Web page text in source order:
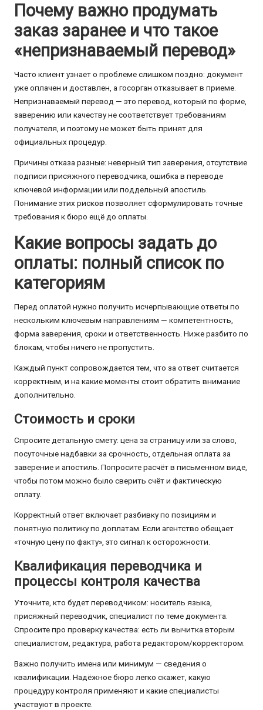
Почему важно продумать
заказ заранее и что такое
«непризнаваемый перевод»
Часто клиент узнает о проблеме слишком поздно: документ
уже оплачен и доставлен, а госорган отказывает в приеме.
Непризнаваемый перевод — это перевод, который по форме,
заверению или качеству не соответствует требованиям
получателя, и поэтому не может быть принят для
официальных процедур.
Причины отказа разные: неверный тип заверения, отсутствие
подписи присяжного переводчика, ошибка в переводе
ключевой информации или поддельный апостиль.
Понимание этих рисков позволяет сформулировать точные
требования к бюро ещё до оплаты.
Какие вопросы задать до
оплаты: полный список по
категориям
Перед оплатой нужно получить исчерпывающие ответы по
нескольким ключевым направлениям — компетентность,
форма заверения, сроки и ответственность. Ниже разбито по
блокам, чтобы ничего не пропустить.
Каждый пункт сопровождается тем, что за ответ считается
корректным, и на какие моменты стоит обратить внимание
дополнительно.
Стоимость и сроки
Спросите детальную смету: цена за страницу или за слово,
посуточные надбавки за срочность, отдельная оплата за
заверение и апостиль. Попросите расчёт в письменном виде,
чтобы потом можно было сверить счёт и фактическую
оплату.
Корректный ответ включает разбивку по позициям и
понятную политику по доплатам. Если агентство обещает
«точную цену по факту», это сигнал к осторожности.
Квалификация переводчика и
процессы контроля качества
Уточните, кто будет переводчиком: носитель языка,
присяжный переводчик, специалист по теме документа.
Спросите про проверку качества: есть ли вычитка вторым
специалистом, редактура, работа редактором/корректором.
Важно получить имена или минимум — сведения о
квалификации. Надёжное бюро легко скажет, какую
процедуру контроля применяют и какие специалисты
участвуют в проекте.